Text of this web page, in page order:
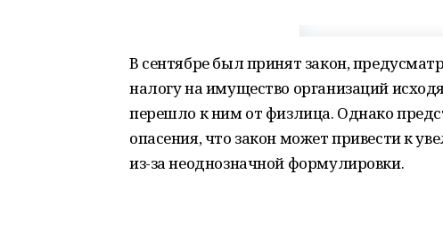
В сентябре был принят закон,
налогу на имущество организаций
перешло к ним от физлица. Однако
опасения, что закон может привести к
из-за неоднозначной формулировки.